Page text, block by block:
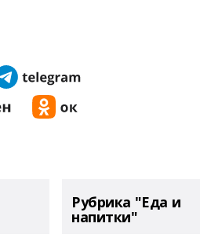
Рубрика "Еда и
напитки"